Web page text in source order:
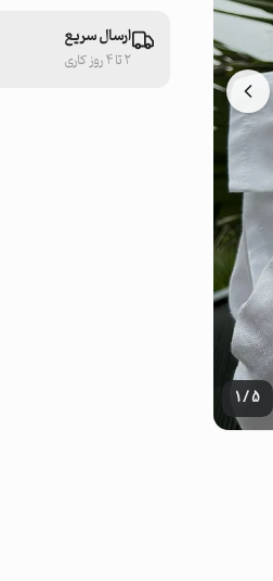
5
/
1
ارسال سریع
۲ تا ۴ روز کاری